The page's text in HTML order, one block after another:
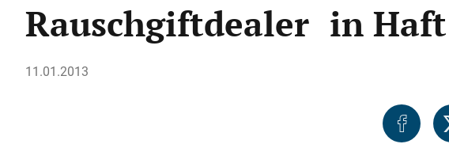
Rauschgiftdealer in Haft
11.01.2013